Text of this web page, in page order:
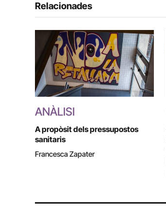
Relacionades
ANÀLISI
A propòsit dels pressupostos
sanitaris
Francesca Zapater